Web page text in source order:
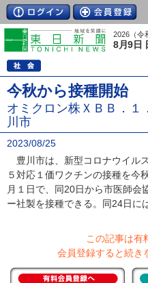
2026（令
8月9日
今秋から接種開始
オミクロン株ＸＢＢ．１
川市
2023/08/25
豊川市は、新型コロナウイル
５対応１価ワクチンの接種を
月１日で、同20日から市医師会
ー社製を接種できる。同24日に
この記事は有
会員登録すると続き